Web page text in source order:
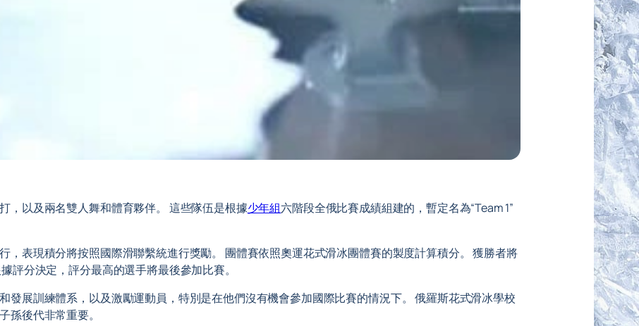
，以及兩名雙人舞和體育夥伴。 這些隊伍是根據少年組六階段全俄比賽成績組建的，暫定名為“Team 1”
，表現積分將按照國際滑聯繫統進行獎勵。 團體賽依照奧運花式滑冰團體賽的製度計算積分。 獲勝者將
評分決定，評分最高的選手將最後參加比賽。
發展訓練體系，以及激勵運動員，特別是在他們沒有機會參加國際比賽的情況下。 俄羅斯花式滑冰學校
孫後代非常重要。